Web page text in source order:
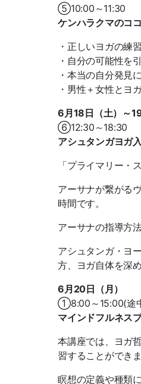
⑤10:00～11:30
ケンハラクマのコ
・正しいヨガの練
・自分の可能性を
・本当の自分発見
・男性＋女性とヨ
6月18日（土）～19
⑥12:30～18:30
アシュタンガヨガ
「プライマリー・
アーサナが繋がる
時間です。
アーサナの指導方
アシュタンガ・ヨ
方、ヨガ自体を深
6月20日（月）
①8:00～15:00(途
マインドフルネス
本講座では、ヨガ
習することができま
瞑想の定義や種類